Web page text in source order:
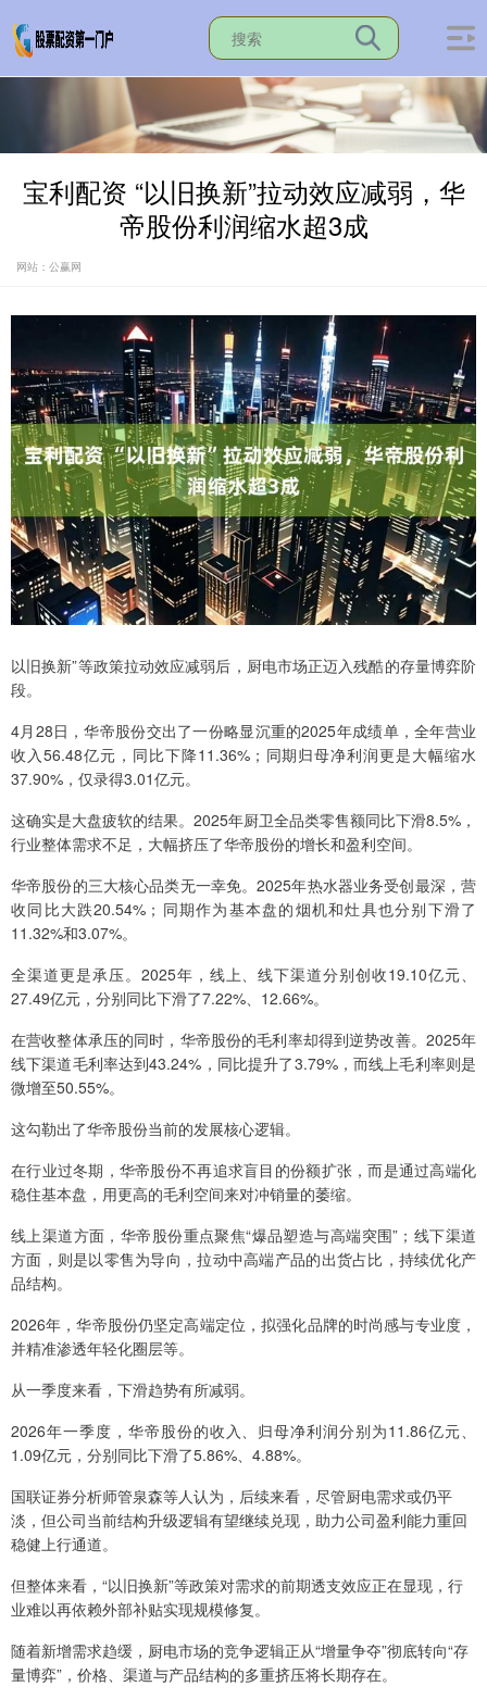
宝利配资 “以旧换新”拉动效应减弱，华
帝股份利润缩水超3成
网站：公赢网
以旧换新”等政策拉动效应减弱后，厨电市场正迈入残酷的存量博弈阶
段。
4月28日，华帝股份交出了一份略显沉重的2025年成绩单，全年营业
收入56.48亿元，同比下降11.36%；同期归母净利润更是大幅缩水
37.90%，仅录得3.01亿元。
这确实是大盘疲软的结果。2025年厨卫全品类零售额同比下滑8.5%，
行业整体需求不足，大幅挤压了华帝股份的增长和盈利空间。
华帝股份的三大核心品类无一幸免。2025年热水器业务受创最深，营
收同比大跌20.54%；同期作为基本盘的烟机和灶具也分别下滑了
11.32%和3.07%。
全渠道更是承压。2025年，线上、线下渠道分别创收19.10亿元、
27.49亿元，分别同比下滑了7.22%、12.66%。
在营收整体承压的同时，华帝股份的毛利率却得到逆势改善。2025年
线下渠道毛利率达到43.24%，同比提升了3.79%，而线上毛利率则是
微增至50.55%。
这勾勒出了华帝股份当前的发展核心逻辑。
在行业过冬期，华帝股份不再追求盲目的份额扩张，而是通过高端化
稳住基本盘，用更高的毛利空间来对冲销量的萎缩。
线上渠道方面，华帝股份重点聚焦“爆品塑造与高端突围”；线下渠道
方面，则是以零售为导向，拉动中高端产品的出货占比，持续优化产
品结构。
2026年，华帝股份仍坚定高端定位，拟强化品牌的时尚感与专业度，
并精准渗透年轻化圈层等。
从一季度来看，下滑趋势有所减弱。
2026年一季度，华帝股份的收入、归母净利润分别为11.86亿元、
1.09亿元，分别同比下滑了5.86%、4.88%。
国联证券分析师管泉森等人认为，后续来看，尽管厨电需求或仍平
淡，但公司当前结构升级逻辑有望继续兑现，助力公司盈利能力重回
稳健上行通道。
但整体来看，“以旧换新”等政策对需求的前期透支效应正在显现，行
业难以再依赖外部补贴实现规模修复。
随着新增需求趋缓，厨电市场的竞争逻辑正从“增量争夺”彻底转向“存
量博弈”，价格、渠道与产品结构的多重挤压将长期存在。